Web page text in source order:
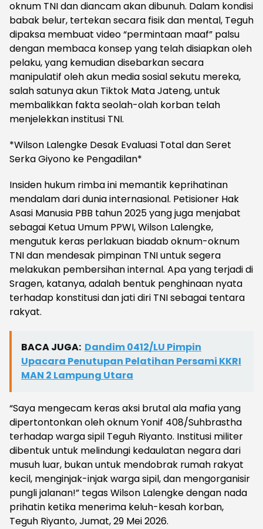
oknum TNI dan diancam akan dibunuh. Dalam kondisi
babak belur, tertekan secara fisik dan mental, Teguh
dipaksa membuat video “permintaan maaf” palsu
dengan membaca konsep yang telah disiapkan oleh
pelaku, yang kemudian disebarkan secara
manipulatif oleh akun media sosial sekutu mereka,
salah satunya akun Tiktok Mata Jateng, untuk
membalikkan fakta seolah-olah korban telah
menjelekkan institusi TNI.
*Wilson Lalengke Desak Evaluasi Total dan Seret
Serka Giyono ke Pengadilan*
Insiden hukum rimba ini memantik keprihatinan
mendalam dari dunia internasional. Petisioner Hak
Asasi Manusia PBB tahun 2025 yang juga menjabat
sebagai Ketua Umum PPWI, Wilson Lalengke,
mengutuk keras perlakuan biadab oknum-oknum
TNI dan mendesak pimpinan TNI untuk segera
melakukan pembersihan internal. Apa yang terjadi di
Sragen, katanya, adalah bentuk penghinaan nyata
terhadap konstitusi dan jati diri TNI sebagai tentara
rakyat.
BACA JUGA: Dandim 0412/LU Pimpin
Upacara Penutupan Pelatihan Persami KKRI
MAN 2 Lampung Utara
“Saya mengecam keras aksi brutal ala mafia yang
dipertontonkan oleh oknum Yonif 408/Suhbrastha
terhadap warga sipil Teguh Riyanto. Institusi militer
dibentuk untuk melindungi kedaulatan negara dari
musuh luar, bukan untuk mendobrak rumah rakyat
kecil, menginjak-injak warga sipil, dan mengorganisir
pungli jalanan!” tegas Wilson Lalengke dengan nada
prihatin ketika menerima keluh-kesah korban,
Teguh Riyanto, Jumat, 29 Mei 2026.